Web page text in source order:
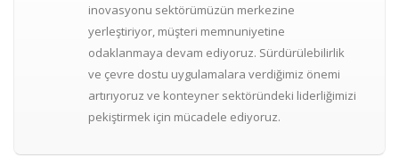
inovasyonu sektörümüzün merkezine
yerleştiriyor, müşteri memnuniyetine
odaklanmaya devam ediyoruz. Sürdürülebilirlik
ve çevre dostu uygulamalara verdiğimiz önemi
artırıyoruz ve konteyner sektöründeki liderliğimizi
pekiştirmek için mücadele ediyoruz.